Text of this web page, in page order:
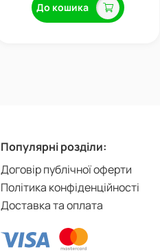
До кошика
Популярні розділи:
Договір публічної оферти
Політика конфіденційності
Доставка та оплата